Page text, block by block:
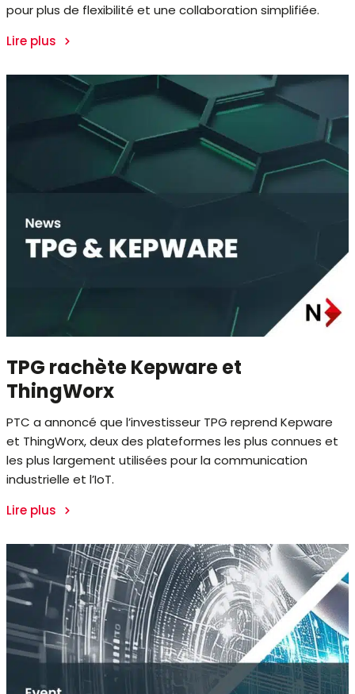
pour plus de flexibilité et une collaboration simplifiée.
Lire plus
TPG rachète Kepware et
ThingWorx
PTC a annoncé que l’investisseur TPG reprend Kepware
et ThingWorx, deux des plateformes les plus connues et
les plus largement utilisées pour la communication
industrielle et l’IoT.
Lire plus